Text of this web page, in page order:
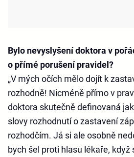
Bylo nevyslyšení doktora v
o přímé porušení pravidel?
„V mých očích mělo dojít k
rozhodně! Nicméně přímo v
doktora skutečně definovaná
slovy rozhodnutí o zastavení
rozhodčím. Já si ale osobně
bych šel proti hlasu lékaře, když